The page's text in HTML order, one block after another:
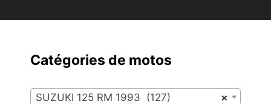
Catégories de motos
×
SUZUKI 125 RM 1993 (127)